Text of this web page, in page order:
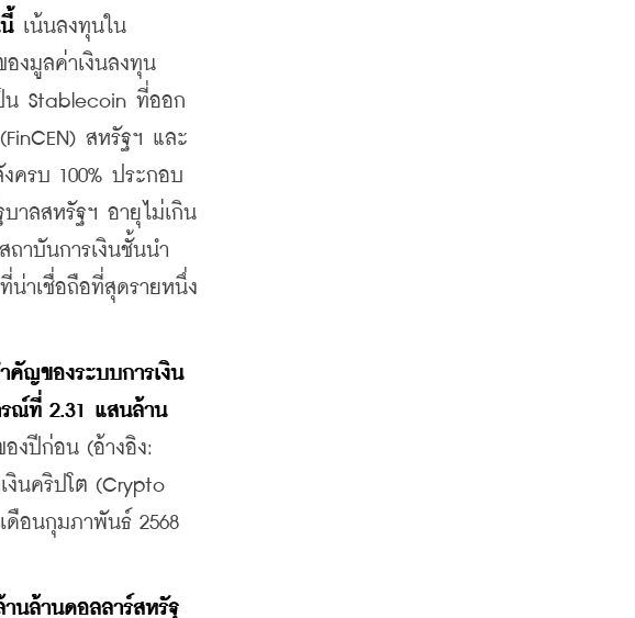
เน้นลงทุนใน
งมูลค่าเงินลงทุน
น Stablecoin ที่ออก
สหรัฐฯ และ
ครบ 100% ประกอบ
าลสหรัฐฯ อายุไม่เกิน
าบันการเงินชั้นนำ
าเชื่อถือที่สุดรายหนึ่ง
ญของระบบการเงิน
ณ์ที่ 2.31 แสนล้าน
องปีก่อน (อ้างอิง:
งินคริปโต (Crypto
ดือนกุมภาพันธ์ 2568
นล้านดอลลาร์สหรัฐ